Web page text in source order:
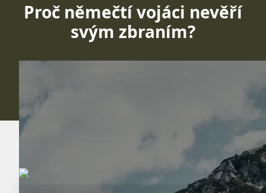
Proč němečtí vojáci nevěří
svým zbraním?